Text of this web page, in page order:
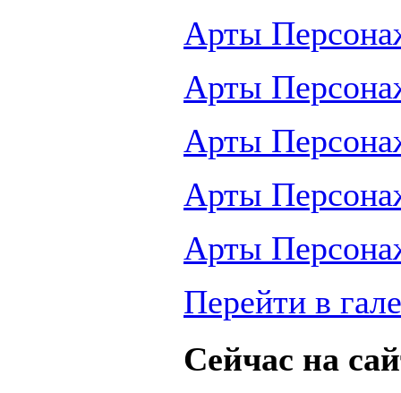
Арты
Арты
Арты
Арты
Арты
Перейти в
Сейчас на